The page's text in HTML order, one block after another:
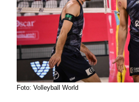
Foto: Volleyball World